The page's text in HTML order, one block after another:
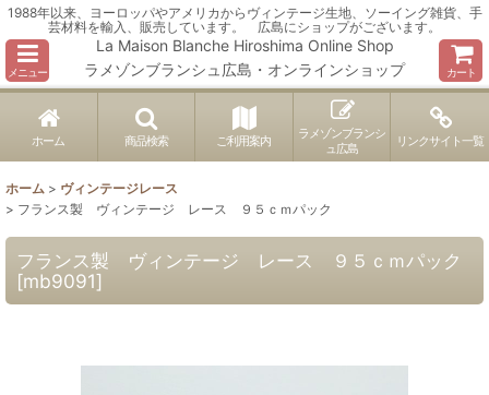
1988年以来、ヨーロッパやアメリカからヴィンテージ生地、ソーイング雑貨、手
芸材料を輸入、販売しています。 広島にショップがございます。
メニュー
La Maison Blanche Hiroshima Online Shop
ラメゾンブランシュ広島・オンラインショップ
カート
ホーム 商品検索 ご利用案内
ラメゾンブランシ
ュ広島
リンクサイト一覧
ホーム > ヴィンテージレース
> フランス製 ヴィンテージ レース ９５ｃｍパック
フランス製 ヴィンテージ レース ９５ｃｍパック
[mb9091]